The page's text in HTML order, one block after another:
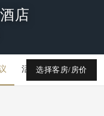
店
活动 媒体库
选择客房/房价